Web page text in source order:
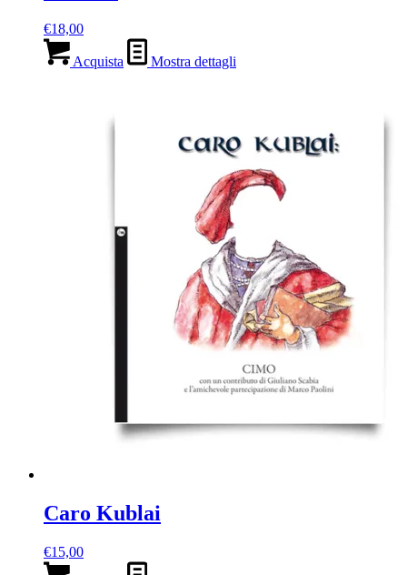
€18,00
Acquista Mostra dettagli
Caro Kublai
€15,00